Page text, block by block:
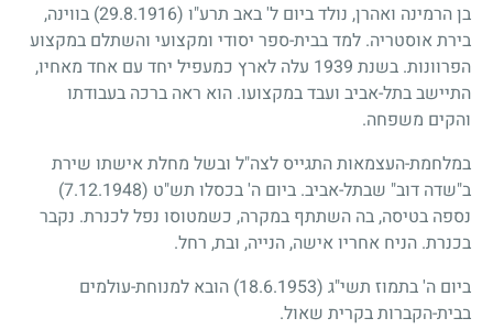
בן הרמינה ואהרן, נולד ביום ל' באב תרע"ו (29.8.1916)
בווינה,
בירת אוסטריה. למד בבית-ספר יסודי ומקצועי והשתלם במקצוע
הפרוונות. בשנת 1939 עלה לארץ כמעפיל יחד עם אחד מאחיו,
התיישב בתל-אביב ועבד במקצועו. הוא ראה ברכה בעבודתו
והקים משפחה.
במלחמת-העצמאות התגייס לצה"ל ובשל מחלת אישתו שירת
ב"שדה דוב" שבתל-אביב. ביום ה' בכסלו תש"ט (7.12.1948)
נספה בטיסה, בה השתתף במקרה, כשמטוסו נפל לכנרת. נקבר
בכנרת. הניח אחריו אישה, הנייה, ובת, רחל.
ביום ה' בתמוז תשי"ג (18.6.1953)
הובא למנוחת-עולמים
בבית-הקברות בקרית שאול.